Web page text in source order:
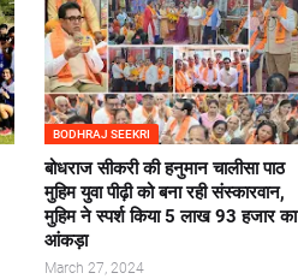
BODHRAJ SEEKRI
बोधराज सीकरी की हनुमान चालीसा पाठ
मुहिम युवा पीढ़ी को बना रही संस्कारवान,
मुहिम ने स्पर्श किया 5 लाख 93 हजार का
आंकड़ा
March 27, 2024